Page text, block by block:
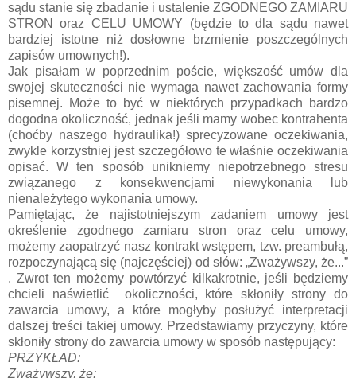
sądu stanie się zbadanie i ustalenie ZGODNEGO ZAMIARU
STRON oraz CELU UMOWY (będzie to dla sądu nawet
bardziej istotne niż dosłowne brzmienie poszczególnych
zapisów umownych!).
Jak pisałam w poprzednim poście, większość umów dla
swojej skuteczności nie wymaga nawet zachowania formy
pisemnej. Może to być w niektórych przypadkach bardzo
dogodna okoliczność, jednak jeśli mamy wobec kontrahenta
(choćby naszego hydraulika!) sprecyzowane oczekiwania,
zwykle korzystniej jest szczegółowo te właśnie oczekiwania
opisać. W ten sposób unikniemy niepotrzebnego stresu
związanego z konsekwencjami niewykonania lub
nienależytego wykonania umowy.
Pamiętając, że najistotniejszym zadaniem umowy jest
określenie zgodnego zamiaru stron oraz celu umowy,
możemy zaopatrzyć nasz kontrakt wstępem, tzw. preambułą,
rozpoczynającą się (najczęściej) od słów: „Zważywszy, że...”
. Zwrot ten możemy powtórzyć kilkakrotnie, jeśli będziemy
chcieli naświetlić okoliczności, które skłoniły strony do
zawarcia umowy, a które mogłyby posłużyć interpretacji
dalszej treści takiej umowy. Przedstawiamy przyczyny, które
skłoniły strony do zawarcia umowy w sposób następujący:
PRZYKŁAD:
Zważywszy, że: